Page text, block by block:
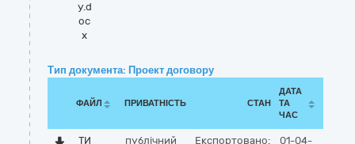
у.d
oc
x
Тип документа: Проект договору
ФАЙЛ ПРИВАТНІСТЬ СТАН
ДАТА
ТА
ЧАС
ТИ
публічний Експортовано:
01-04-